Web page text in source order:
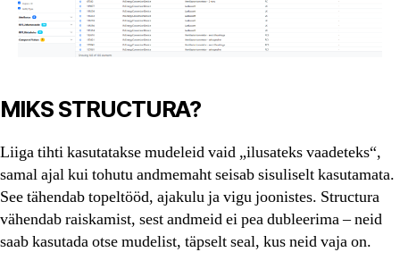
MIKS STRUCTURA?
Liiga tihti kasutatakse mudeleid vaid „ilusateks vaadeteks“,
samal ajal kui tohutu andmemaht seisab sisuliselt kasutamata.
See tähendab topeltööd, ajakulu ja vigu joonistes. Structura
vähendab raiskamist, sest andmeid ei pea dubleerima – neid
saab kasutada otse mudelist, täpselt seal, kus neid vaja on.